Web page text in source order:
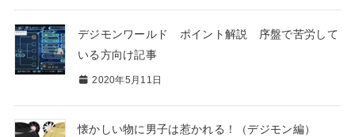
デジモンワールド ポイント解説 序盤で苦労して
いる方向け記事
2020年5月11日
懐かしい物に男子は惹かれる！（デジモン編）